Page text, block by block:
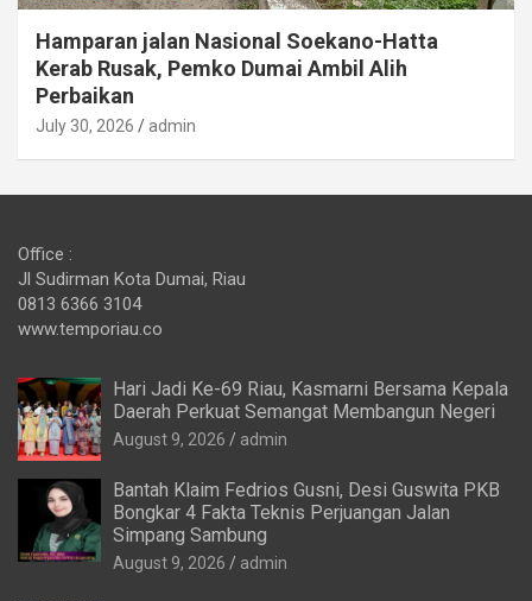
Hamparan jalan Nasional Soekano-Hatta
Kerab Rusak, Pemko Dumai Ambil Alih
Perbaikan
July 30, 2026 admin
Office :
Jl Sudirman Kota Dumai, Riau
0813 6366 3104
www.temporiau.co
Hari Jadi Ke-69 Riau, Kasmarni Bersama Kepala
Daerah Perkuat Semangat Membangun Negeri
August 9, 2026 admin
Bantah Klaim Fedrios Gusni, Desi Guswita PKB
Bongkar 4 Fakta Teknis Perjuangan Jalan
Simpang Sambung
August 9, 2026 admin